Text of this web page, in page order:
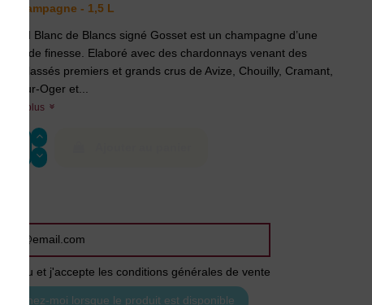
Champagne - 1,5 L
Grand Blanc de Blancs signé Gosset est un champagne d’une
grande finesse. Elaboré avec des chardonnays venant des
classés premiers et grands crus de Avize, Chouilly, Cramant,
sur-Oger et...
plus
J'ai lu et j'accepte les conditions générales de vente